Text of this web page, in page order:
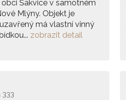
Šakvice v samotném
Mlýny. Objekt je
má vlastní vinný
zobrazit detail
333